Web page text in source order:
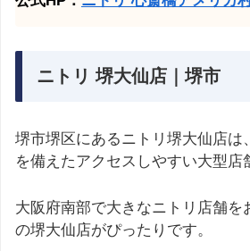
ニトリ 堺大仙店｜堺市
堺市堺区にあるニトリ堺大仙店は
を備えたアクセスしやすい大型店
大阪府南部で大きなニトリ店舗を
の堺大仙店がぴったりです。